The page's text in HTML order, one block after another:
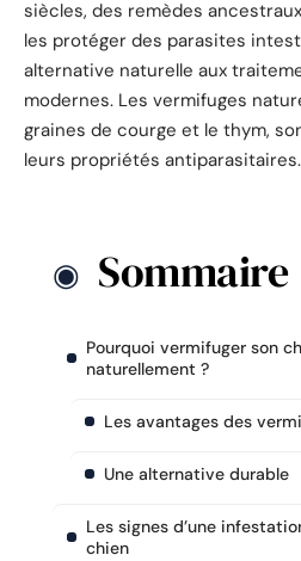
siècles, des remèdes
les protéger des parasites
alternative naturelle aux
modernes. Les vermifuges
graines de courge et le thym,
leurs propriétés antiparasitaires.
Sommaire
Pourquoi vermifuger son
naturellement ?
Les avantages des
Une alternative durable
Les signes d’une
chien